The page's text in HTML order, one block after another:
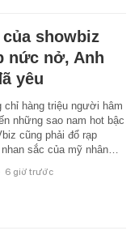
showbiz
nức nở, Anh
yêu
chỉ hàng triệu người hâm
những sao nam hot bậc
cũng phải đổ rạp
sắc của mỹ nhân…
6 giờ trước